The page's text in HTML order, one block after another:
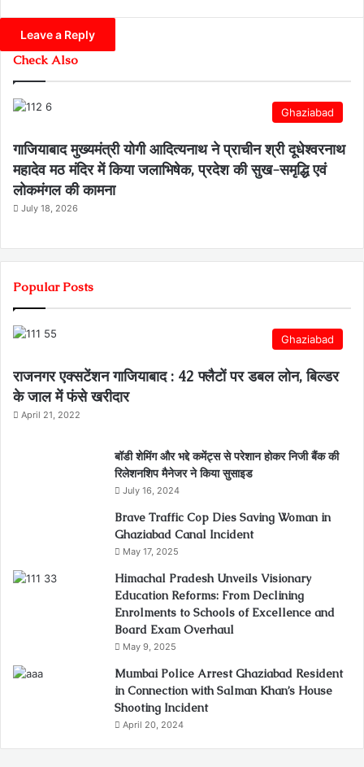
Leave a Reply
Check Also
Ghaziabad
गाजियाबाद मुख्यमंत्री योगी आदित्यनाथ ने प्राचीन श्री दूधेश्वरनाथ
महादेव मठ मंदिर में किया जलाभिषेक, प्रदेश की सुख-समृद्धि एवं
लोकमंगल की कामना
July 18, 2026
Popular Posts
Ghaziabad
राजनगर एक्सटेंशन गाजियाबाद : 42 फ्लैटों पर डबल लोन, बिल्डर
के जाल में फंसे खरीदार
April 21, 2022
बॉडी शेमिंग और भद्दे कमेंट्स से परेशान होकर निजी बैंक की
रिलेशनशिप मैनेजर ने किया सुसाइड
July 16, 2024
Brave Traffic Cop Dies Saving Woman in
Ghaziabad Canal Incident
May 17, 2025
Himachal Pradesh Unveils Visionary
Education Reforms: From Declining
Enrolments to Schools of Excellence and
Board Exam Overhaul
May 9, 2025
Mumbai Police Arrest Ghaziabad Resident
in Connection with Salman Khan’s House
Shooting Incident
April 20, 2024